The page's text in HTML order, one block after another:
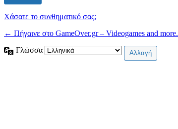
Χάσατε το συνθηματικό σας;
← Πήγαινε στο GameOver.gr – Videogames and more.
Γλώσσα